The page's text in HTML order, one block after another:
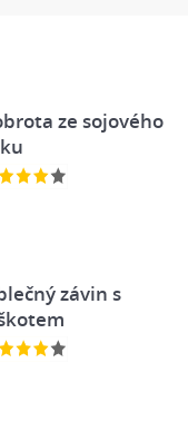
ze sojového
závin s